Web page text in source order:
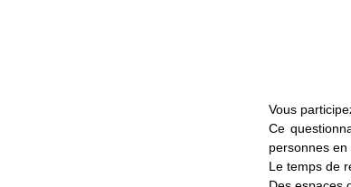
Vous
Ce
personnes en
Le temps de